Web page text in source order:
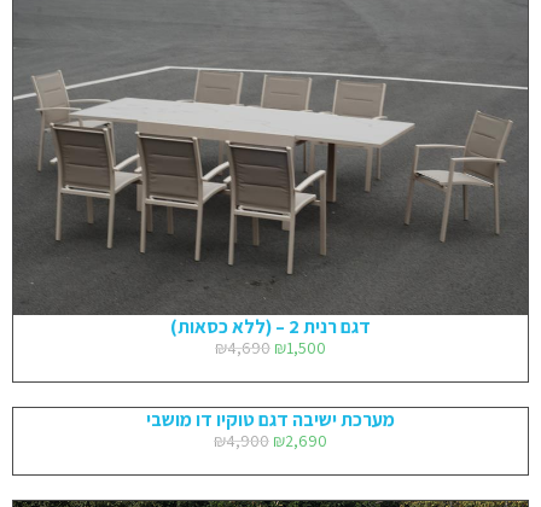
דגם רנית 2 – (ללא כסאות)
₪4,690 ₪1,500
מערכת ישיבה דגם טוקיו דו מושבי
₪4,900 ₪2,690